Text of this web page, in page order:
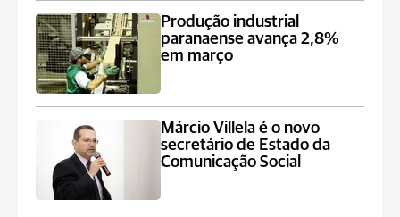
Produção industrial
paranaense avança 2,8%
em março
Márcio Villela é o novo
secretário de Estado da
Comunicação Social